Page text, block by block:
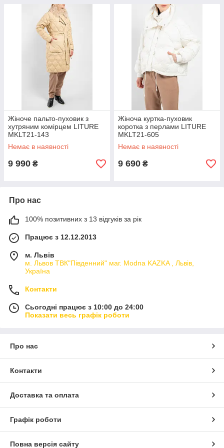
Жіноче пальто-пуховик з
хутряним комірцем LITURE
MKLT21-143
Немає в наявності
9 990 ₴
Жіноча куртка-пуховик
коротка з перлами LITURE
MKLT21-605
Немає в наявності
9 690 ₴
Про нас
100% позитивних з 13 відгуків за рік
Працює з 12.12.2013
м. Львів
м. Львов ТВК"Південний" маг. Modna KAZKA , Львів,
Україна
Контакти
Сьогодні працює з 10:00 до 24:00
Показати весь графік роботи
Про нас
Контакти
Доставка та оплата
Графік роботи
Повна версія сайту